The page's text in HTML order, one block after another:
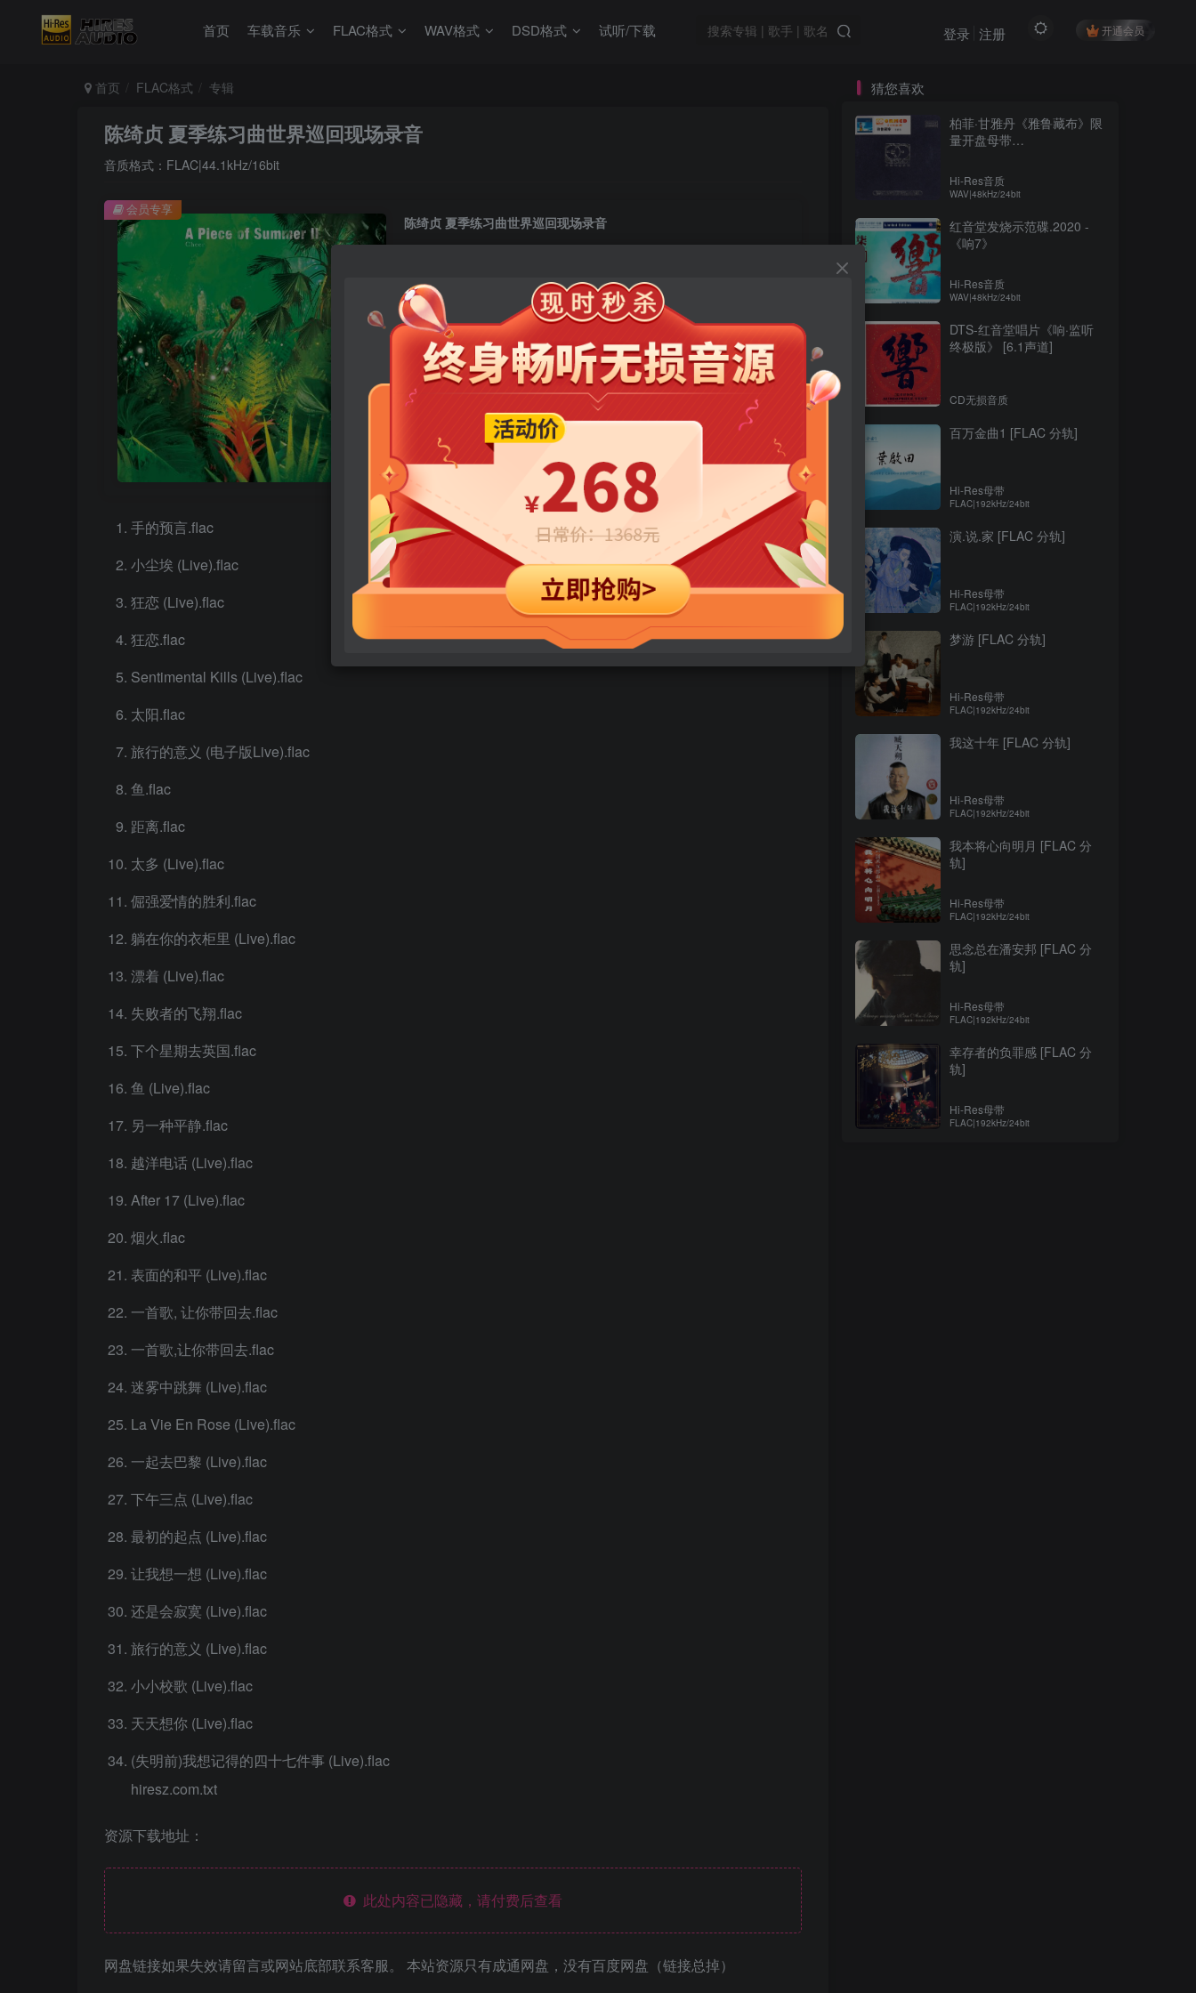
首页 车载音乐 FLAC格式 WAV格式 DSD格式 试听/下载 开通会员
登录 注册
首页 FLAC格式 专辑
陈绮贞 夏季练习曲世界巡回现场录音
音质格式：FLAC|44.1kHz/16bit
陈绮贞 夏季练习曲世界巡回现场录音
￥9.9 限时特惠
￥99
年卡会员免费 永久会员 免费
立即购买
您当前未登录！建议登陆后购买，可保存购买订单
会员专享
手的预言.flac
小尘埃 (Live).flac
狂恋 (Live).flac
狂恋.flac
Sentimental Kills (Live).flac
太阳.flac
旅行的意义 (电子版Live).flac
鱼.flac
距离.flac
太多 (Live).flac
倔强爱情的胜利.flac
躺在你的衣柜里 (Live).flac
漂着 (Live).flac
失败者的飞翔.flac
下个星期去英国.flac
鱼 (Live).flac
另一种平静.flac
越洋电话 (Live).flac
After 17 (Live).flac
烟火.flac
表面的和平 (Live).flac
一首歌, 让你带回去.flac
一首歌,让你带回去.flac
迷雾中跳舞 (Live).flac
La Vie En Rose (Live).flac
一起去巴黎 (Live).flac
下午三点 (Live).flac
最初的起点 (Live).flac
让我想一想 (Live).flac
还是会寂寞 (Live).flac
旅行的意义 (Live).flac
小小校歌 (Live).flac
天天想你 (Live).flac
(失明前)我想记得的四十七件事 (Live).flac
hiresz.com.txt
资源下载地址：
此处内容已隐藏，请付费后查看
网盘链接如果失效请留言或网站底部联系客服。 本站资源只有成通网盘，没有百度网盘（链接总掉）
猜您喜欢
柏菲·甘雅丹《雅鲁藏布》限
量开盘母带
Hi-Res音质
WAV|48kHz/24bit
红音堂发烧示范碟.2020 -
《响7》
Hi-Res音质
WAV|48kHz/24bit
DTS-红音堂唱片《响·监听
终极版》 [6.1声道]
CD无损音质
百万金曲1 [FLAC 分轨]
Hi-Res母带
FLAC|192kHz/24bit
演.说.家 [FLAC 分轨]
Hi-Res母带
FLAC|192kHz/24bit
梦游 [FLAC 分轨]
Hi-Res母带
FLAC|192kHz/24bit
我这十年 [FLAC 分轨]
Hi-Res母带
FLAC|192kHz/24bit
我本将心向明月 [FLAC 分
轨]
Hi-Res母带
FLAC|192kHz/24bit
思念总在潘安邦 [FLAC 分
轨]
Hi-Res母带
FLAC|192kHz/24bit
幸存者的负罪感 [FLAC 分
轨]
Hi-Res母带
FLAC|192kHz/24bit